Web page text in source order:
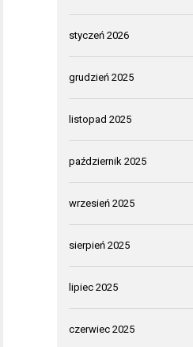
styczeń 2026
grudzień 2025
listopad 2025
październik 2025
wrzesień 2025
sierpień 2025
lipiec 2025
czerwiec 2025